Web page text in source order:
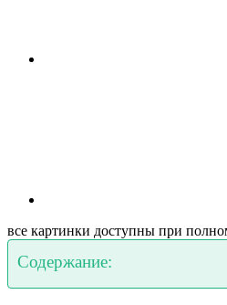
все картинки доступны при
Содержание: